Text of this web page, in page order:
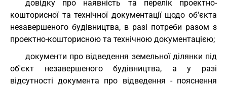
довідку про наявність та перелік проектно-
кошторисної та технічної документації щодо об'єкта
незавершеного будівництва, в разі потреби разом з
проектно-кошторисною та технічною документацією;
документи про відведення земельної ділянки під
об'єкт незавершеного будівництва, а у разі
відсутності документа про відведення - пояснення